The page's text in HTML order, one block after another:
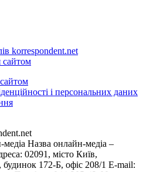
korrespondent.net
сайтом
і персональних даних
Назва онлайн-медіа –
02091, місто Київ,
172-Б, офіс 208/1 E-mail: